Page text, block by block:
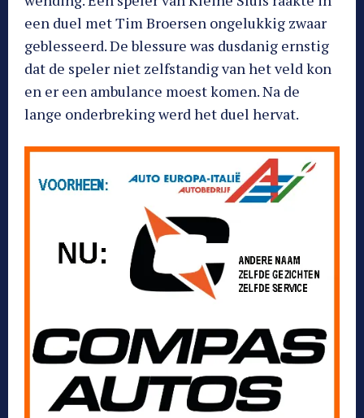
een duel met Tim Broersen ongelukkig zwaar
geblesseerd. De blessure was dusdanig ernstig
dat de speler niet zelfstandig van het veld kon
en er een ambulance moest komen. Na de
lange onderbreking werd het duel hervat.